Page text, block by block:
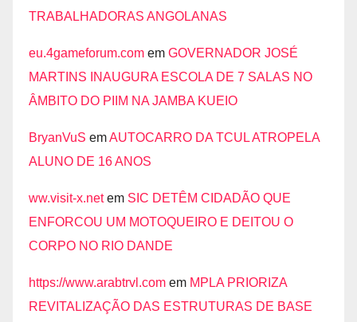
TRABALHADORAS ANGOLANAS
eu.4gameforum.com em GOVERNADOR JOSÉ
MARTINS INAUGURA ESCOLA DE 7 SALAS NO
ÂMBITO DO PIIM NA JAMBA KUEIO
BryanVuS emAUTOCARRO DA TCUL ATROPELA
ALUNO DE 16 ANOS
ww.visit-x.netem SIC DETÊM CIDADÃO QUE
ENFORCOU UM MOTOQUEIRO E DEITOU O
CORPO NO RIO DANDE
https://www.arabtrvl.com em MPLA PRIORIZA
REVITALIZAÇÃO DAS ESTRUTURAS DE BASE